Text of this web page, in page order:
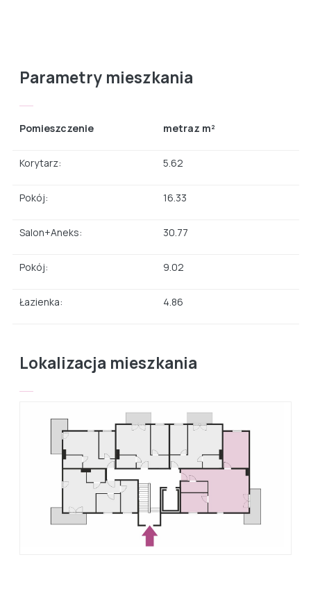
Parametry mieszkania
Pomieszczenie metraz m²
Korytarz: 5.62
Pokój: 16.33
Salon+Aneks: 30.77
Pokój: 9.02
Łazienka: 4.86
Lokalizacja mieszkania